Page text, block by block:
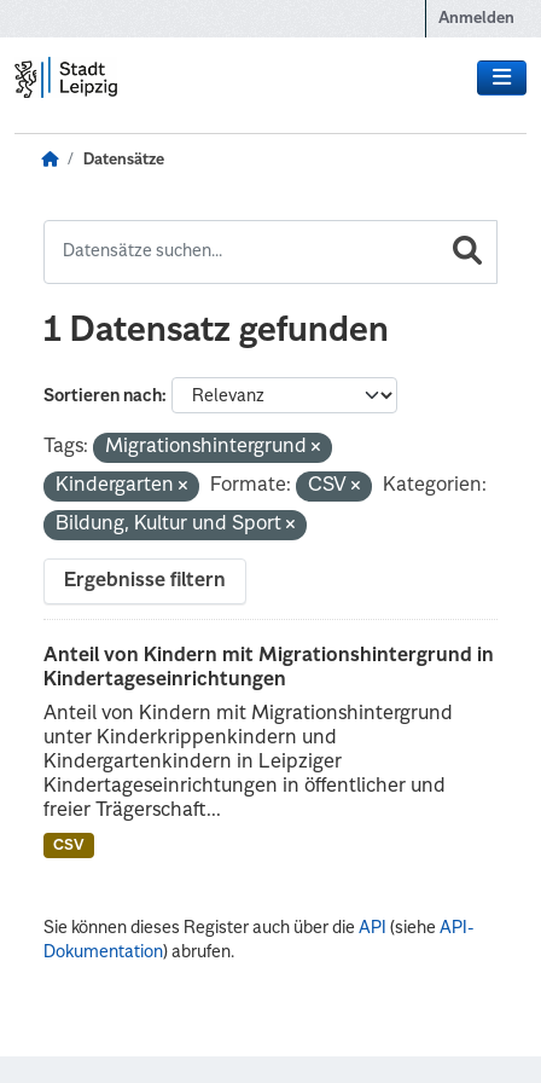
Anmelden
Datensätze
1 Datensatz gefunden
Sortieren nach
Tags:
Migrationshintergrund
Kindergarten
Formate: CSV
Kategorien:
Bildung, Kultur und Sport
Ergebnisse filtern
Anteil von Kindern mit Migrationshintergrund in
Kindertageseinrichtungen
Anteil von Kindern mit Migrationshintergrund
unter Kinderkrippenkindern und
Kindergartenkindern in Leipziger
Kindertageseinrichtungen in öffentlicher und
freier Trägerschaft...
CSV
Sie können dieses Register auch über dieAPI (sieheAPI-
Dokumentation) abrufen.